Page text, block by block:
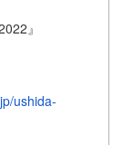
』
ushida-